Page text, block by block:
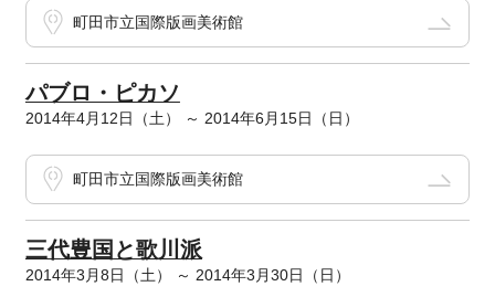
町田市立国際版画美術館
パブロ・ピカソ
2014年4月12日（土） ～ 2014年6月15日（日）
町田市立国際版画美術館
三代豊国と歌川派
2014年3月8日（土） ～ 2014年3月30日（日）